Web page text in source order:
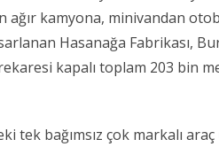
ağır kamyona, minivandan
Hasanağa Fabrikası,
kapalı toplam 203 bin
tek bağımsız çok markalı